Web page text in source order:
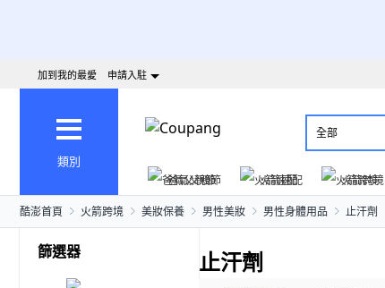
加到我的最愛 申請入駐
類別
全部
爸氣父親節
火箭速配 火箭跨境
酷澎首頁 火箭跨境 美妝保養 男性美妝 男性身體用品 止汗劑
篩選器 止汗劑